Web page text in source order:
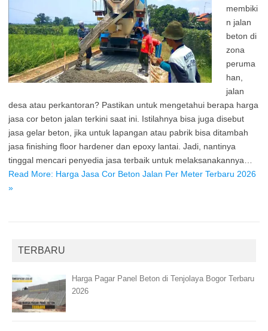
membiki
n jalan
beton di
zona
peruma
han,
jalan
desa atau perkantoran? Pastikan untuk mengetahui berapa harga
jasa cor beton jalan terkini saat ini. Istilahnya bisa juga disebut
jasa gelar beton, jika untuk lapangan atau pabrik bisa ditambah
jasa finishing floor hardener dan epoxy lantai. Jadi, nantinya
tinggal mencari penyedia jasa terbaik untuk melaksanakannya…
Read More: Harga Jasa Cor Beton Jalan Per Meter Terbaru 2026
»
TERBARU
Harga Pagar Panel Beton di Tenjolaya Bogor Terbaru
2026